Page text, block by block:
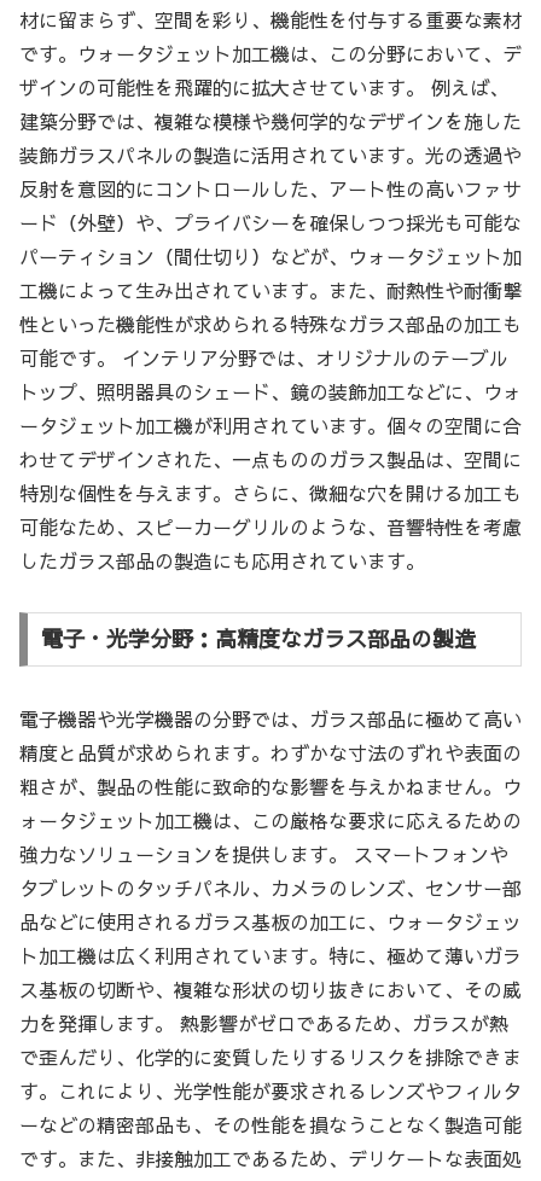
材に留まらず、空間を彩り、機能性を付与する重要な素材
です。ウォータジェット加工機は、この分野において、デ
ザインの可能性を飛躍的に拡大させています。 例えば、
建築分野では、複雑な模様や幾何学的なデザインを施した
装飾ガラスパネルの製造に活用されています。光の透過や
反射を意図的にコントロールした、アート性の高いファサ
ード（外壁）や、プライバシーを確保しつつ採光も可能な
パーティション（間仕切り）などが、ウォータジェット加
工機によって生み出されています。また、耐熱性や耐衝撃
性といった機能性が求められる特殊なガラス部品の加工も
可能です。 インテリア分野では、オリジナルのテーブル
トップ、照明器具のシェード、鏡の装飾加工などに、ウォ
ータジェット加工機が利用されています。個々の空間に合
わせてデザインされた、一点もののガラス製品は、空間に
特別な個性を与えます。さらに、微細な穴を開ける加工も
可能なため、スピーカーグリルのような、音響特性を考慮
したガラス部品の製造にも応用されています。
電子・光学分野：高精度なガラス部品の製造
電子機器や光学機器の分野では、ガラス部品に極めて高い
精度と品質が求められます。わずかな寸法のずれや表面の
粗さが、製品の性能に致命的な影響を与えかねません。ウ
ォータジェット加工機は、この厳格な要求に応えるための
強力なソリューションを提供します。 スマートフォンや
タブレットのタッチパネル、カメラのレンズ、センサー部
品などに使用されるガラス基板の加工に、ウォータジェッ
ト加工機は広く利用されています。特に、極めて薄いガラ
ス基板の切断や、複雑な形状の切り抜きにおいて、その威
力を発揮します。 熱影響がゼロであるため、ガラスが熱
で歪んだり、化学的に変質したりするリスクを排除できま
す。これにより、光学性能が要求されるレンズやフィルタ
ーなどの精密部品も、その性能を損なうことなく製造可能
です。また、非接触加工であるため、デリケートな表面処